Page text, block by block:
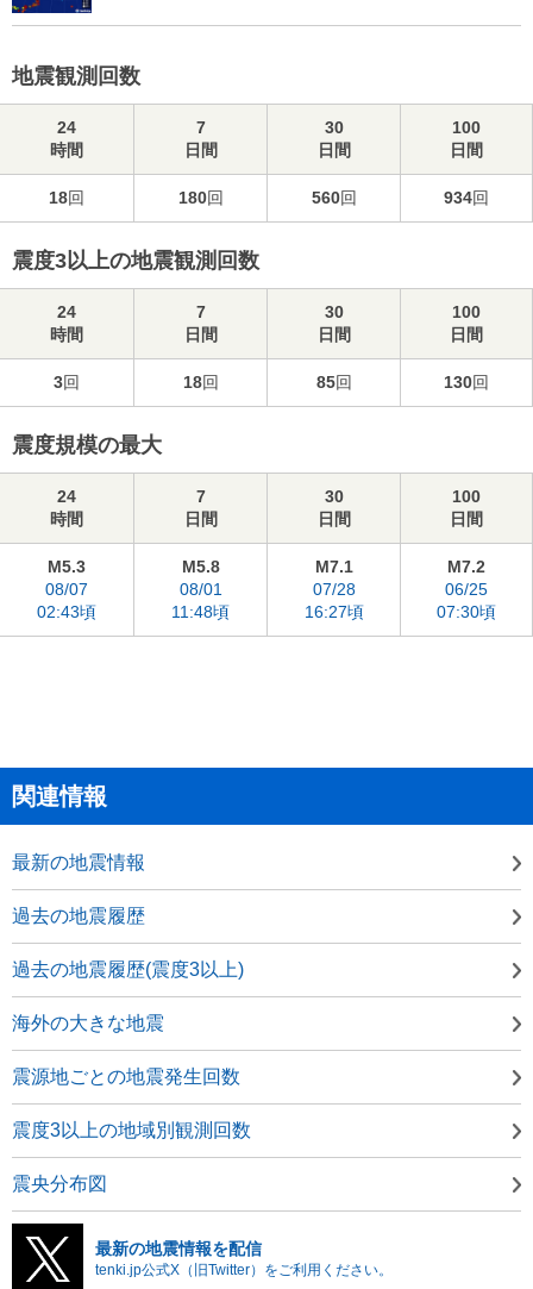
地震観測回数
24
時間
7
日間
30
日間
100
日間
18回 180回 560回 934回
震度3以上の地震観測回数
24
時間
7
日間
30
日間
100
日間
3回 18回 85回 130回
震度規模の最大
24
時間
7
日間
30
日間
100
日間
M5.3
08/07
02:43頃
M5.8
08/01
11:48頃
M7.1
07/28
16:27頃
M7.2
06/25
07:30頃
関連情報
最新の地震情報
過去の地震履歴
過去の地震履歴(震度3以上)
海外の大きな地震
震源地ごとの地震発生回数
震度3以上の地域別観測回数
震央分布図
最新の地震情報を配信
tenki.jp公式X（旧Twitter）をご利用ください。